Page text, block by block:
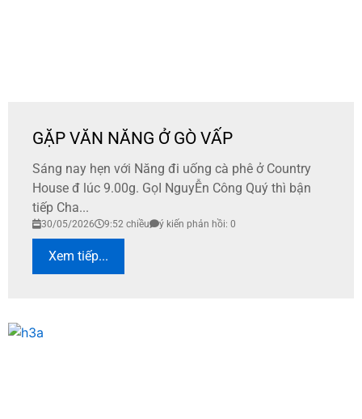
GẶP VĂN NĂNG Ở GÒ VẤP
Sáng nay hẹn với Năng đi uống cà phê ở Country
House đ lúc 9.00g. GọI NguyỄn Công Quý thì bận
tiếp Cha...
30/05/2026 9:52 chiều ý kiến phản hồi: 0
Xem tiếp...